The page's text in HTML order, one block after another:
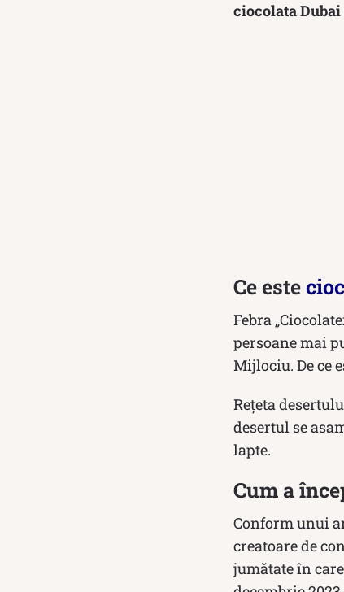
ciocolata
Ce este
Febra
persoane mai
Mijlociu. De ce
Rețeta
desertul se
lapte.
Cum a
Conform unui
creatoare de
jumătate în